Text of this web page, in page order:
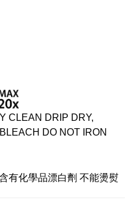
CLEAN DRIP DRY,
DO NOT IRON
有化學品漂白劑 不能燙熨